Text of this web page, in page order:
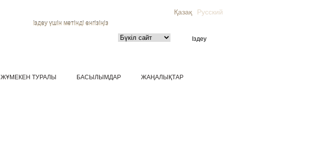
Қазақ Русский
Іздеу үшін мәтінді енгізіңіз
ЖҰМЕКЕН ТУРАЛЫ БАСЫЛЫМДАР ЖАҢАЛЫҚТАР